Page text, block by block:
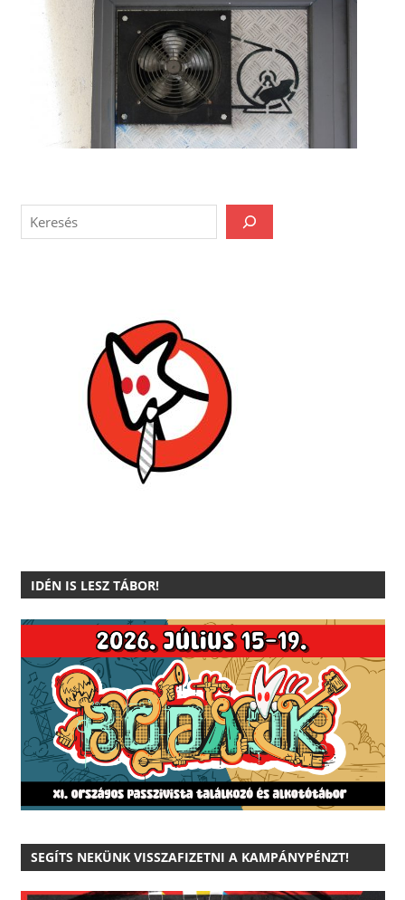
IDÉN IS LESZ TÁBOR!
SEGÍTS NEKÜNK VISSZAFIZETNI A KAMPÁNYPÉNZT!